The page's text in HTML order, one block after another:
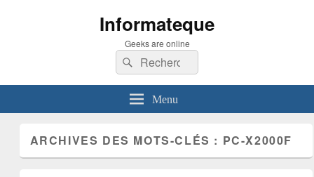
Informateque
Geeks are online
Recherche :
Rechercher
Menu
ARCHIVES DES MOTS-CLÉS : PC-X2000F